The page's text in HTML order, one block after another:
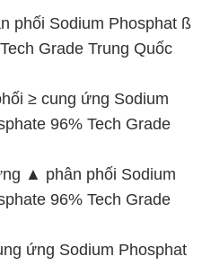
phối Sodium Phosphat ß
Grade Trung Quốc
≥ cung ứng Sodium
96% Tech Grade
▲ phân phối Sodium
96% Tech Grade
ứng Sodium Phosphat